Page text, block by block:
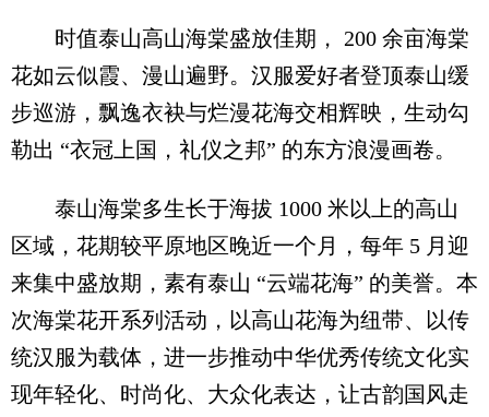
时值泰山高山海棠盛放佳期， 200 余亩海棠
花如云似霞、漫山遍野。汉服爱好者登顶泰山缓
步巡游，飘逸衣袂与烂漫花海交相辉映，生动勾
勒出 “衣冠上国，礼仪之邦” 的东方浪漫画卷。
泰山海棠多生长于海拔 1000 米以上的高山
区域，花期较平原地区晚近一个月，每年 5 月迎
来集中盛放期，素有泰山 “云端花海” 的美誉。本
次海棠花开系列活动，以高山花海为纽带、以传
统汉服为载体，进一步推动中华优秀传统文化实
现年轻化、时尚化、大众化表达，让古韵国风走